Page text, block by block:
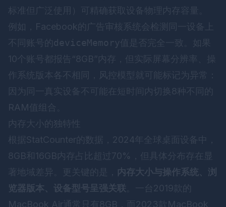
标准但广泛使用）可精确获取设备物理内存容量。
例如，Facebook的广告审核系统会检测同一设备上
不同账号的 deviceMemory 值是否完全一致。如果
10个账号都报告“8GB”内存，但实际屏幕分辨率、操
作系统版本各不相同，风控模型就可能标记为异常：
因为同一真实设备不可能在短时间内切换8种不同的
RAM值组合。
内存大小的独特性
根据StatCounter的数据，2024年全球桌面设备中，
8GB和16GB内存占比超过70%，但具体分布存在显
著地域差异。更关键的是， 内存大小与操作系统、浏
览器版本、设备型号呈强关联 。一台2019款的
MacBook Air通常只有8GB，而2023款MacBook